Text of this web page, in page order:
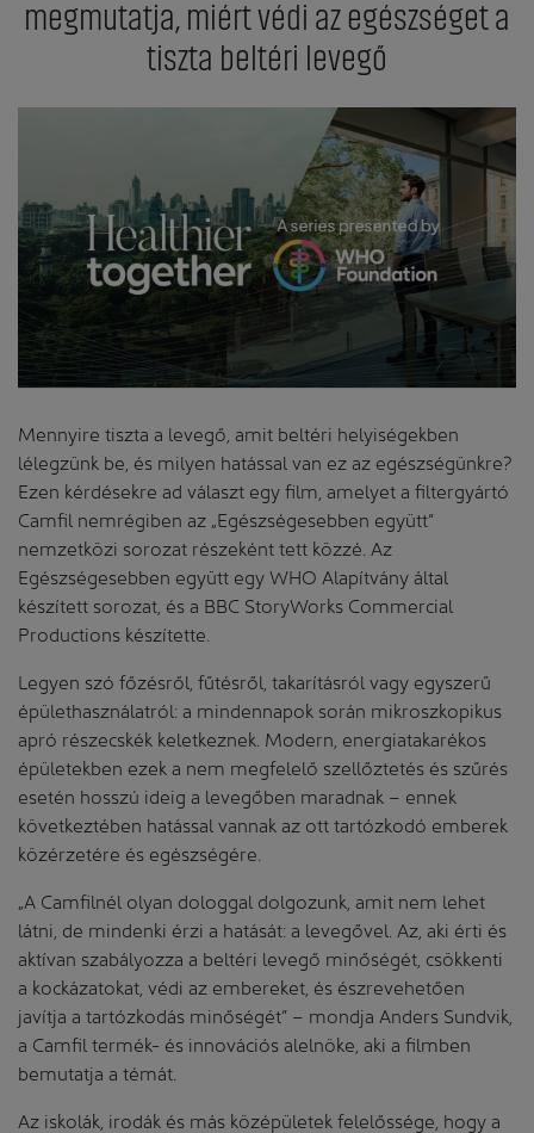
megmutatja, miért védi az egészséget a
tiszta beltéri levegő
Mennyire tiszta a levegő, amit beltéri helyiségekben
lélegzünk be, és milyen hatással van ez az egészségünkre?
Ezen kérdésekre ad választ egy film, amelyet a filtergyártó
Camfil nemrégiben az „Egészségesebben együtt”
nemzetközi sorozat részeként tett közzé. Az
Egészségesebben együtt egy WHO Alapítvány által
készített sorozat, és a BBC StoryWorks Commercial
Productions készítette.
Legyen szó főzésről, fűtésről, takarításról vagy egyszerű
épülethasználatról: a mindennapok során mikroszkopikus
apró részecskék keletkeznek. Modern, energiatakarékos
épületekben ezek a nem megfelelő szellőztetés és szűrés
esetén hosszú ideig a levegőben maradnak – ennek
következtében hatással vannak az ott tartózkodó emberek
közérzetére és egészségére.
„A Camfilnél olyan dologgal dolgozunk, amit nem lehet
látni, de mindenki érzi a hatását: a levegővel. Az, aki érti és
aktívan szabályozza a beltéri levegő minőségét, csökkenti
a kockázatokat, védi az embereket, és észrevehetően
javítja a tartózkodás minőségét” – mondja Anders Sundvik,
a Camfil termék- és innovációs alelnöke, aki a filmben
bemutatja a témát.
Az iskolák, irodák és más középületek felelőssége, hogy a